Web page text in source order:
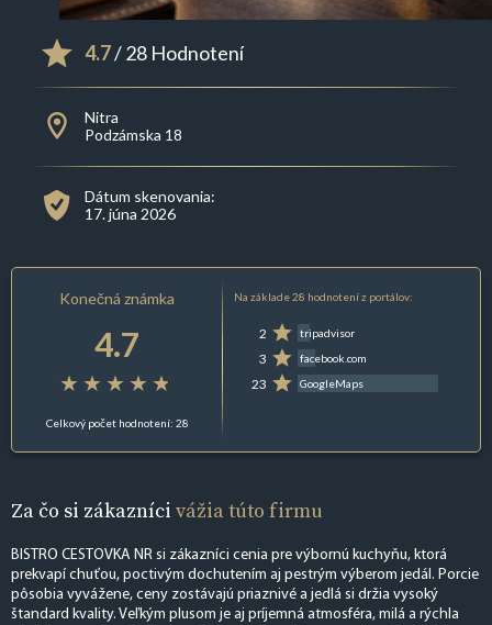
4.7/ 28 Hodnotení
Nitra
Podzámska 18
Dátum skenovania:
17. júna 2026
Konečná známka
4.7
Celkový počet hodnotení: 28
Na základe 28 hodnotení z portálov:
2 tripadvisor
3 facebook.com
23 GoogleMaps
Za čo si zákazníci vážia túto firmu
BISTRO CESTOVKA NR si zákazníci cenia pre výbornú kuchyňu, ktorá
prekvapí chuťou, poctivým dochutením aj pestrým výberom jedál. Porcie
pôsobia vyvážene, ceny zostávajú priaznivé a jedlá si držia vysoký
štandard kvality. Veľkým plusom je aj príjemná atmosféra, milá a rýchla